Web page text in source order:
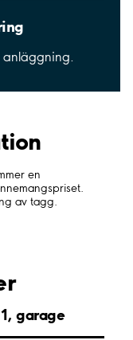
en
av tagg.
garage